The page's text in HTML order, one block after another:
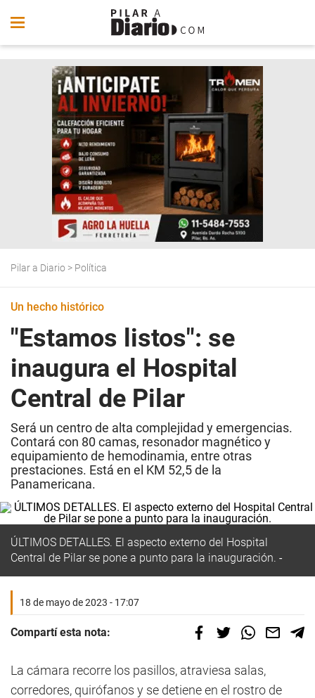
Pilar a Diario > Política
Un hecho histórico
"Estamos listos": se
inaugura el Hospital
Central de Pilar
Será un centro de alta complejidad y emergencias.
Contará con 80 camas, resonador magnético y
equipamiento de hemodinamia, entre otras
prestaciones. Está en el KM 52,5 de la
Panamericana.
ÚLTIMOS DETALLES. El aspecto externo del Hospital
Central de Pilarse pone a punto para la inauguración.
18 de mayo de 2023 - 17:07
Compartí esta nota:
La cámara recorre los pasillos, atraviesa salas,
corredores, quirófanos y se detiene en el rostro de